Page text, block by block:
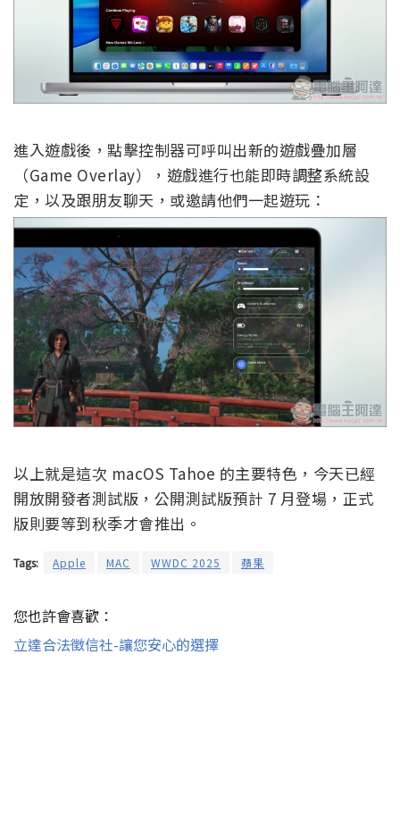
進入遊戲後，點擊控制器可呼叫出新的遊戲疊加層
（Game Overlay），遊戲進行也能即時調整系統設
定，以及跟朋友聊天，或邀請他們一起遊玩：
以上就是這次 macOS Tahoe 的主要特色，今天已經
開放開發者測試版，公開測試版預計 7 月登場，正式
版則要等到秋季才會推出。
Tags: Apple MAC WWDC 2025 蘋果
您也許會喜歡：
立達合法徵信社-讓您安心的選擇